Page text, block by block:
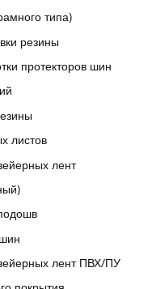
типа)
резины
протекторов шин
листов
лент
лент ПВХ/ПУ